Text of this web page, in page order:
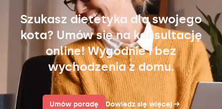
Szukasz dietetyka dla swojego
kota? Umów się na konsultację
online! Wygodnie i bez
wychodzenia z domu.
Umów poradę Dowiedz się więcej →